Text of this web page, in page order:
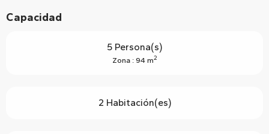
Capacidad
5 Persona(s)
Zona : 94 m2
2 Habitación(es)